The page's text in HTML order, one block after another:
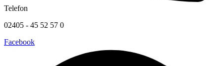
Telefon
02405 - 45 52 57 0
Facebook